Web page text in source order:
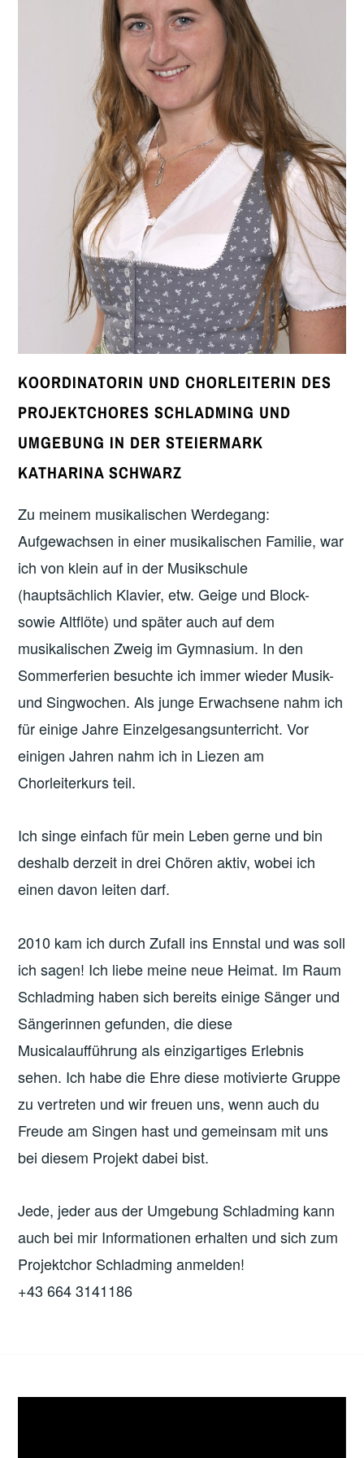
KOORDINATORIN UND CHORLEITERIN DES
PROJEKTCHORES SCHLADMING UND
UMGEBUNG IN DER STEIERMARK
KATHARINA SCHWARZ
Zu meinem musikalischen Werdegang:
Aufgewachsen in einer musikalischen Familie, war
ich von klein auf in der Musikschule
(hauptsächlich Klavier, etw. Geige und Block-
sowie Altflöte) und später auch auf dem
musikalischen Zweig im Gymnasium. In den
Sommerferien besuchte ich immer wieder Musik-
und Singwochen. Als junge Erwachsene nahm ich
für einige Jahre Einzelgesangsunterricht. Vor
einigen Jahren nahm ich in Liezen am
Chorleiterkurs teil.
Ich singe einfach für mein Leben gerne und bin
deshalb derzeit in drei Chören aktiv, wobei ich
einen davon leiten darf.
2010 kam ich durch Zufall ins Ennstal und was soll
ich sagen! Ich liebe meine neue Heimat. Im Raum
Schladming haben sich bereits einige Sänger und
Sängerinnen gefunden, die diese
Musicalaufführung als einzigartiges Erlebnis
sehen. Ich habe die Ehre diese motivierte Gruppe
zu vertreten und wir freuen uns, wenn auch du
Freude am Singen hast und gemeinsam mit uns
bei diesem Projekt dabei bist.
Jede, jeder aus der Umgebung Schladming kann
auch bei mir Informationen erhalten und sich zum
Projektchor Schladming anmelden!
+43 664 3141186